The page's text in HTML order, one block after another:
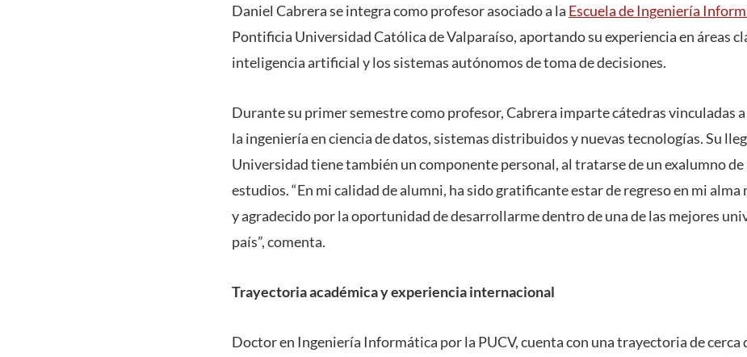
Daniel Cabrera se integra como profesor asociado a la Escuela de Ingeniería
Pontificia Universidad Católica de Valparaíso, aportando su experiencia en áreas
inteligencia artificial y los sistemas autónomos de toma de decisiones.
Durante su primer semestre como profesor, Cabrera imparte cátedras vinculadas
la ingeniería en ciencia de datos, sistemas distribuidos y nuevas tecnologías. Su
Universidad tiene también un componente personal, al tratarse de un exalumno de
estudios. “En mi calidad de alumni, ha sido gratificante estar de regreso en mi alma
y agradecido por la oportunidad de desarrollarme dentro de una de las mejores
país”, comenta.
Trayectoria académica y experiencia internacional
Doctor en Ingeniería Informática por la PUCV, cuenta con una trayectoria de cerca